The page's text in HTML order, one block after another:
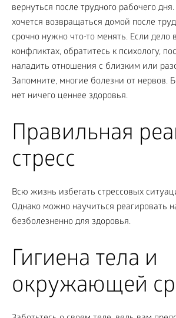
вернуться после трудного рабочего
хочется возвращаться домой после
срочно нужно что-то менять. Если дело
конфликтах, обратитесь к психологу,
наладить отношения с близким или
Запомните, многие болезни от нервов.
нет ничего ценнее здоровья.
Правильная
стресс
Всю жизнь избегать стрессовых
Однако можно научиться реагировать
безболезненно для здоровья.
Гигиена тела и
окружающей